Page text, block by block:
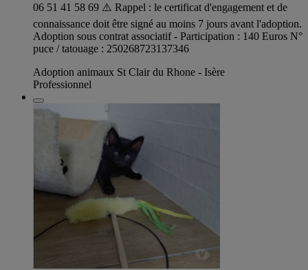
06 51 41 58 69 ⚠️ Rappel : le certificat d'engagement et de
connaissance doit être signé au moins 7 jours avant l'adoption.
Adoption sous contrat associatif - Participation : 140 Euros N°
puce / tatouage : 250268723137346
Adoption animaux St Clair du Rhone - Isère
Professionnel